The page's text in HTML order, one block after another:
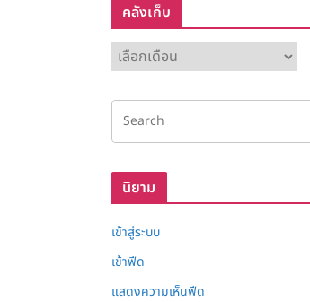
คลังเก็บ
ลั
ง
ก็
นิยาม
เข้าสู่ระบบ
เข้าฟีด
แสดงความเห็นฟีด